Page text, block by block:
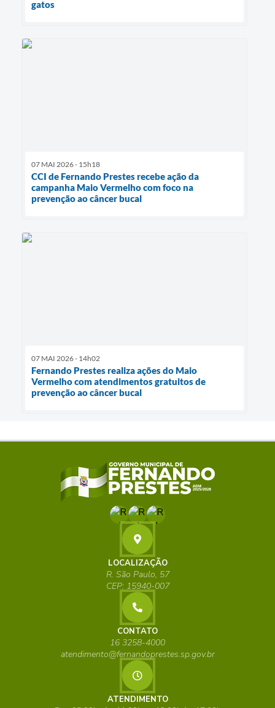
gatos
07 MAI 2026 - 15h18
CCI de Fernando Prestes recebe ação da
campanha Maio Vermelho com foco na
prevenção ao câncer bucal
07 MAI 2026 - 14h02
Fernando Prestes realiza ações do Maio
Vermelho com atendimentos gratuitos de
prevenção ao câncer bucal
LOCALIZAÇÃO
R. São Paulo, 57
CEP: 15940-007
CONTATO
16 3258-4000
atendimento@fernandoprestes.sp.gov.br
ATENDIMENTO